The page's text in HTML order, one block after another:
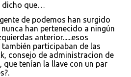
dicho que…
de podemos han surgido
han pertenecido a ningún
anterior......esos
participaban de las
consejo de administracion de
que tenían la llave con un par